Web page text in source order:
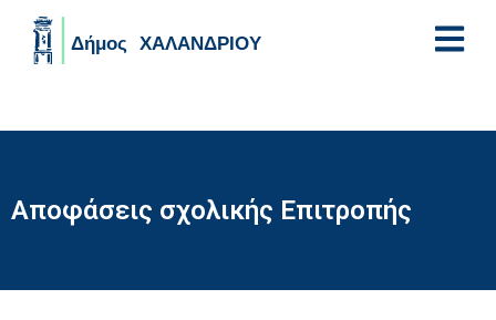
Αποφάσεις σχολικής Επιτροπής